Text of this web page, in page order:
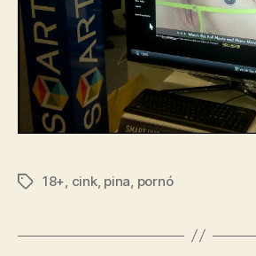
Címkék
18+, cink, pina, pornó